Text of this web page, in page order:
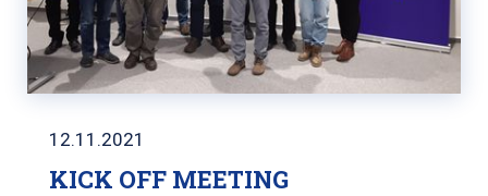
12.11.2021
KICK OFF MEETING